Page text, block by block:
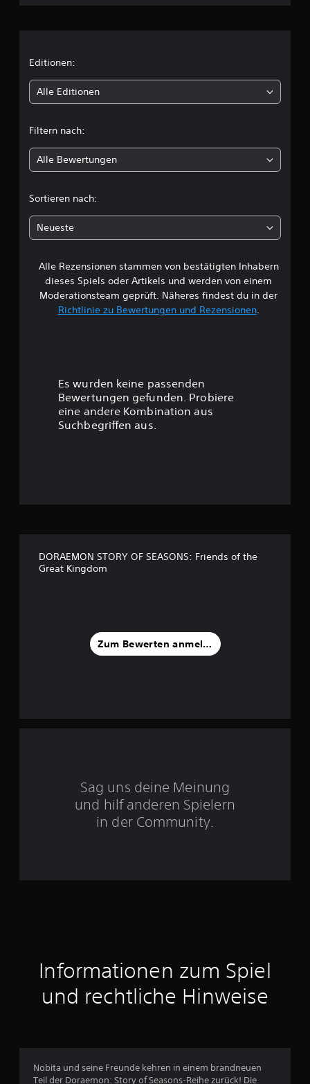
l
i
h
e
B
e
:
4
.
e
u
s
8
6
Editionen:
Alle Editionen
Filtern nach:
Alle Bewertungen
Sortieren nach:
Neueste
Alle Rezensionen stammen von bestätigten Inhabern
dieses Spiels oder Artikels und werden von einem
Moderationsteam geprüft. Näheres findest du in der
Richtlinie zu Bewertungen und Rezensionen.
Es wurden keine passenden
Bewertungen gefunden. Probiere
eine andere Kombination aus
Suchbegriffen aus.
DORAEMON STORY OF SEASONS: Friends of the
Great Kingdom
Zum Bewerten anmelden
Sag uns deine Meinung
und hilf anderen Spielern
in der Community.
Informationen zum Spiel
und rechtliche Hinweise
Nobita und seine Freunde kehren in einem brandneuen
Teil der Doraemon: Story of Seasons-Reihe zurück! Die